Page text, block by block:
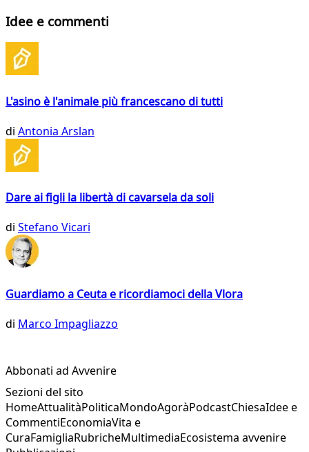
Idee e commenti
L'asino è l'animale più francescano di tutti
di Antonia Arslan
Dare ai figli la libertà di cavarsela da soli
di Stefano Vicari
Guardiamo a Ceuta e ricordiamoci della Vlora
di Marco Impagliazzo
Abbonati ad Avvenire
Sezioni del sito
HomeAttualitàPoliticaMondoAgoràPodcastChiesaIdee e
CommentiEconomiaVita e
CuraFamigliaRubricheMultimediaEcosistema avvenire